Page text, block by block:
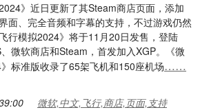
》近日更新了其Steam商店页面，添加
面、完全音频和字幕的支持，不过游戏仍然
行模拟2024》将于11月20日发售，登陆
微软商店和Steam，首发加入XGP。《微
标准版收录了65架飞机和150座机场……
微软,中文,飞行,商店,页面,支持